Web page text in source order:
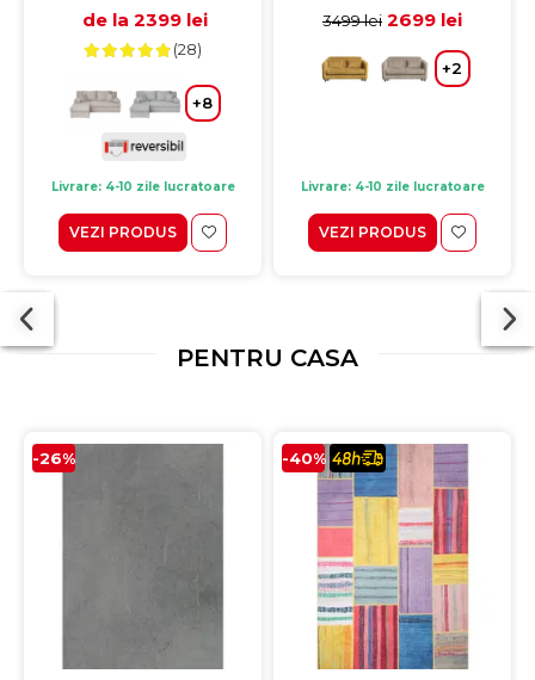
200x140x83 cm
de la 2399 lei
(28)
+8
Livrare: 4-10 zile lucratoare
VEZI PRODUS
albastru, 173x122x88 cm
3499 lei 2699 lei
+2
Livrare: 4-10 zile lucratoare
VEZI PRODUS
PENTRU CASA
-26% -40%